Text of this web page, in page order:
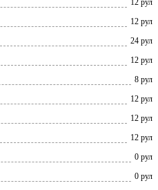
12 рул
12 рул
24 рул
12 рул
8 рул
12 рул
12 рул
12 рул
0 рул
0 рул